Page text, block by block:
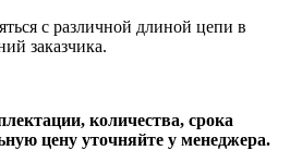
с различной длиной цепи в
заказчика.
количества, срока
цену уточняйте у менеджера.